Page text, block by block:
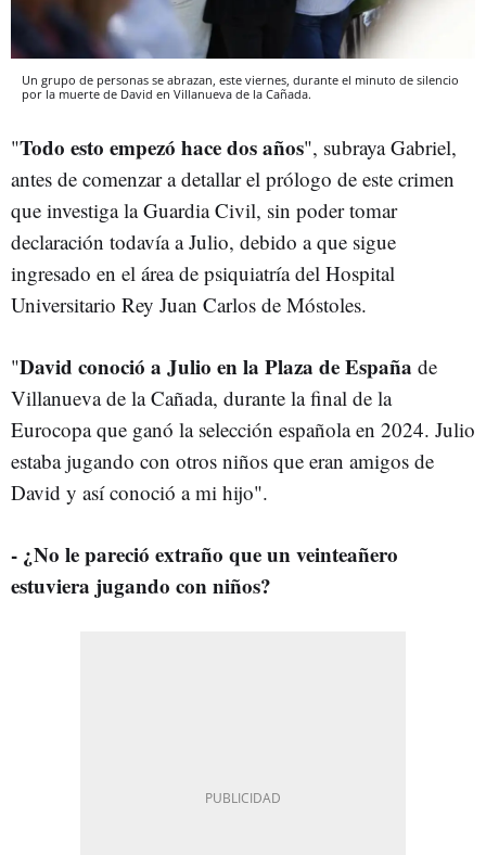
Un grupo de personas se abrazan, este viernes, durante el minuto de silencio
por la muerte de David en Villanueva de la Cañada.
"Todo esto empezó hace dos años", subraya Gabriel,
antes de comenzar a detallar el prólogo de este crimen
que investiga la Guardia Civil, sin poder tomar
declaración todavía a Julio, debido a que sigue
ingresado en el área de psiquiatría del Hospital
Universitario Rey Juan Carlos de Móstoles.
"David conoció a Julio en la Plaza de España de
Villanueva de la Cañada, durante la final de la
Eurocopa que ganó la selección española en 2024. Julio
estaba jugando con otros niños que eran amigos de
David y así conoció a mi hijo".
- ¿No le pareció extraño que un veinteañero
estuviera jugando con niños?